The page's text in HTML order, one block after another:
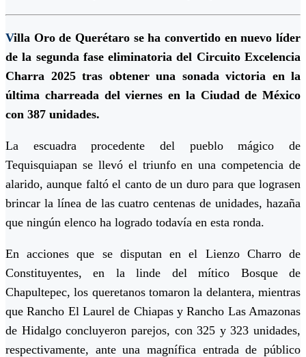
Villa Oro de Querétaro se ha convertido en nuevo líder
de la segunda fase eliminatoria del Circuito Excelencia
Charra 2025 tras obtener una sonada victoria en la
última charreada del viernes en la Ciudad de México
con 387 unidades.
La escuadra procedente del pueblo mágico de
Tequisquiapan se llevó el triunfo en una competencia de
alarido, aunque faltó el canto de un duro para que lograsen
brincar la línea de las cuatro centenas de unidades, hazaña
que ningún elenco ha logrado todavía en esta ronda.
En acciones que se disputan en el Lienzo Charro de
Constituyentes, en la linde del mítico Bosque de
Chapultepec, los queretanos tomaron la delantera, mientras
que Rancho El Laurel de Chiapas y Rancho Las Amazonas
de Hidalgo concluyeron parejos, con 325 y 323 unidades,
respectivamente, ante una magnífica entrada de público